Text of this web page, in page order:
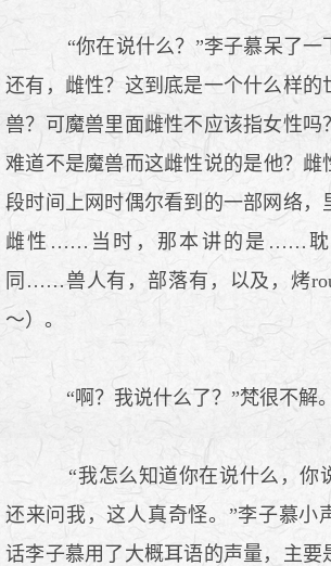
“你在说什么？”李子慕呆了一
还有，雌性？这到底是一个什么样的
兽？可魔兽里面雌性不应该指女性吗
难道不是魔兽而这雌性说的是他？
段时间上网时偶尔看到的一部网络，
雌性……当时，那本讲的是……
同……兽人有，部落有，以及，烤
～）。
“啊？我说什么了？”梵很不解。
“我怎么知道你在说什么，你
还来问我，这人真奇怪。”李子慕小
话李子慕用了大概耳语的声量，主要